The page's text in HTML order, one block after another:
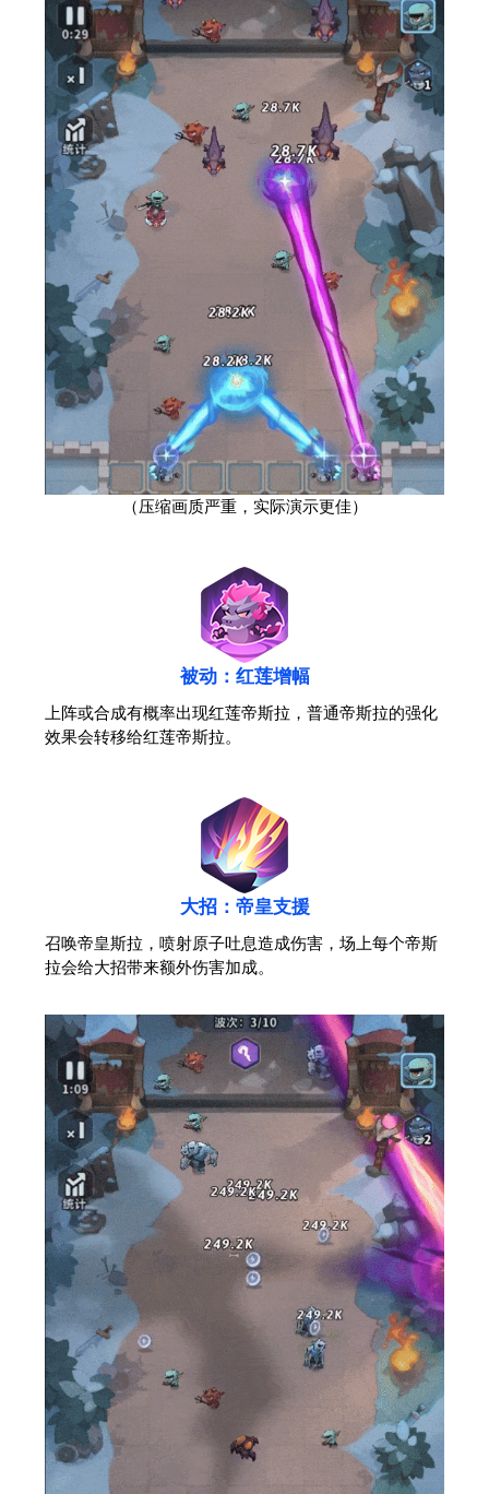
（压缩画质严重，实际演示更佳）
被动：红莲增幅
上阵或合成有概率出现红莲帝斯拉，普通帝斯拉的强化
效果会转移给红莲帝斯拉。
大招：帝皇支援
召唤帝皇斯拉，喷射原子吐息造成伤害，场上每个帝斯
拉会给大招带来额外伤害加成。